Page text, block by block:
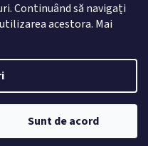
Continuând să navigați
acestora. Mai
Sunt de acord
HeavenShop.cz
. Toate drepturile rezervate.